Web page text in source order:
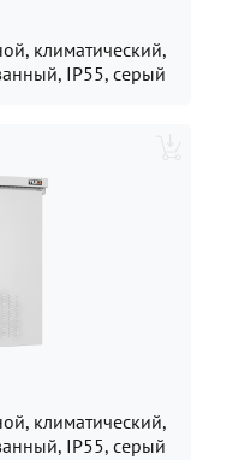
климатический,
IP55, серый
климатический,
IP55, серый